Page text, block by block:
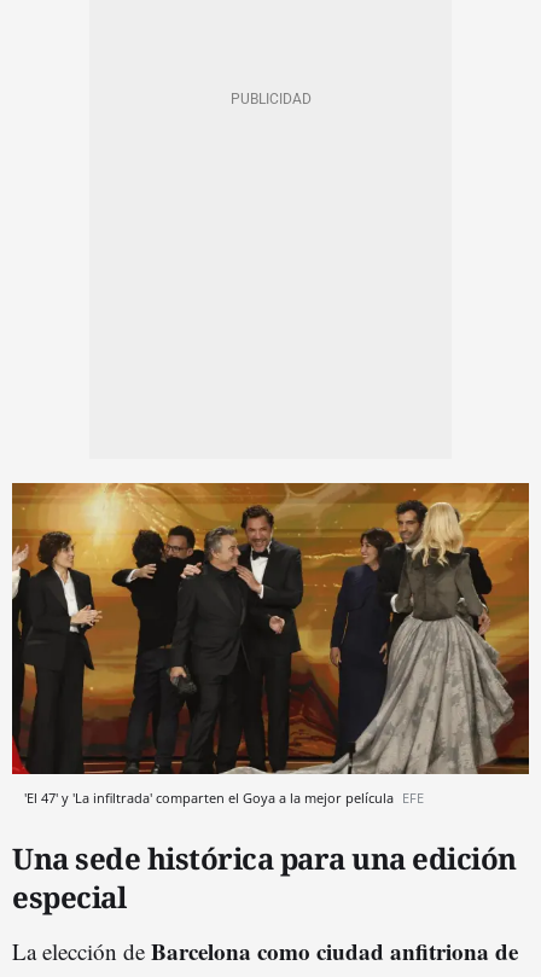
'El 47' y 'La infiltrada' comparten el Goya a la mejor película EFE
Una sede histórica para una edición
especial
La elección de Barcelona como ciudad anfitriona de